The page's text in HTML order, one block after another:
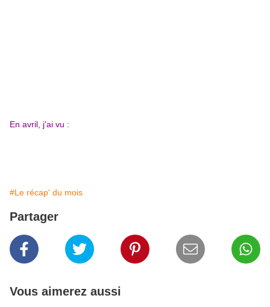
En avril, j'ai vu :
#Le récap' du mois
Partager
Vous aimerez aussi